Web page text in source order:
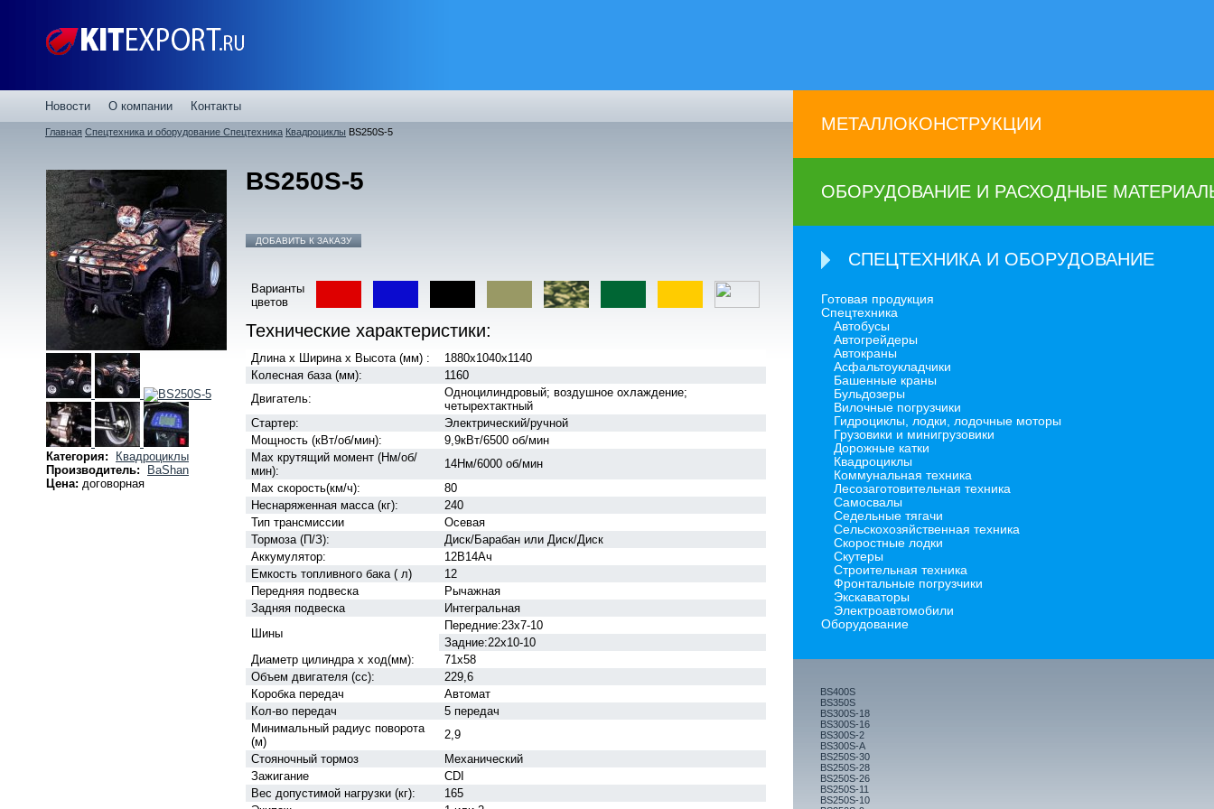
Новости О компании Контакты
Главная Спецтехника и оборудование Спецтехника Квадроциклы BS250S-5
Категория:
Квадроциклы
Производитель:
BaShan
Цена: договорная
BS250S-5
ДОБАВИТЬ К ЗАКАЗУ
Варианты
цветов
Технические характеристики:
Длина x Ширина x Высота (мм) :
1880х1040х1140
Колесная база (мм):
1160
Двигатель:
Одноцилиндровый; воздушное охлаждение;
четырехтактный
Стартер:
Электрический/ручной
Мощность (кВт/об/мин):
9,9кВт/6500 об/мин
Мах крутящий момент (Hм/об/
мин):
14Нм/6000 об/мин
Max скорость(км/ч):
80
Неснаряженная масса (кг):
240
Тип трансмиссии
Осевая
Тормоза (П/З):
Диск/Барабан или Диск/Диск
Аккумулятор:
12В14Aч
Емкость топливного бака ( л)
12
Передняя подвеска
Рычажная
Задняя подвеска
Интегральная
Шины
Передние:23х7-10
Задние:22х10-10
Диаметр цилиндра х ход(мм):
71х58
Объем двигателя (сс):
229,6
Коробка передач
Автомат
Кол-во передач
5 передач
Минимальный радиус поворота
(м)
2,9
Стояночный тормоз
Механический
Зажигание
CDI
Вес допустимой нагрузки (кг):
165
МЕТАЛЛОКОНСТРУКЦИИ
ОБОРУДОВАНИЕ И РАСХОДНЫЕ
СПЕЦТЕХНИКА И ОБОРУДОВАНИЕ
Готовая продукция
Спецтехника
Автобусы
Автогрейдеры
Автокраны
Асфальтоукладчики
Башенные краны
Бульдозеры
Вилочные погрузчики
Гидроциклы, лодки, лодочные моторы
Грузовики и минигрузовики
Дорожные катки
Квадроциклы
Коммунальная техника
Лесозаготовительная техника
Самосвалы
Седельные тягачи
Сельскохозяйственная техника
Скоростные лодки
Скутеры
Строительная техника
Фронтальные погрузчики
Экскаваторы
Электроавтомобили
Оборудование
BS400S
BS350S
BS300S-18
BS300S-16
BS300S-2
BS300S-A
BS250S-30
BS250S-28
BS250S-26
BS250S-11
BS250S-10